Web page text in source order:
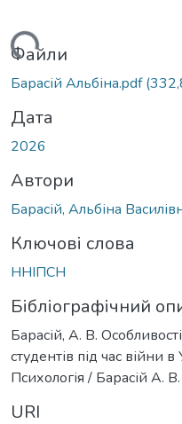
Вантажиться...
Файли
Барасій Альбіна.pdf
Дата
2026
Автори
Барасій, Альбіна
Ключові слова
ННІПСН
Бібліографічний
Барасій, А. В.
студентів під час війни
Психологія / Барасій А.
URI